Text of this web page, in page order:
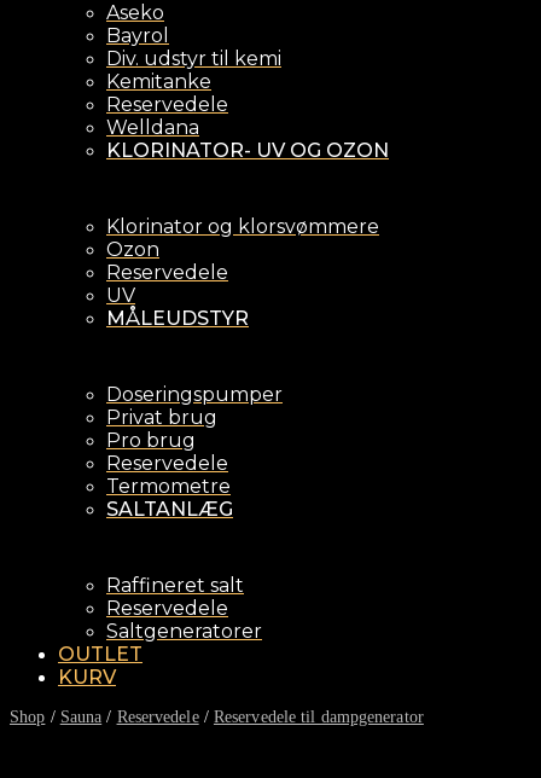
Aseko
Bayrol
Div. udstyr til kemi
Kemitanke
Reservedele
Welldana
KLORINATOR- UV OG OZON
Klorinator og klorsvømmere
Ozon
Reservedele
UV
MÅLEUDSTYR
Doseringspumper
Privat brug
Pro brug
Reservedele
Termometre
SALTANLÆG
Raffineret salt
Reservedele
Saltgeneratorer
OUTLET
KURV
Shop / Sauna / Reservedele/ Reservedele til dampgenerator